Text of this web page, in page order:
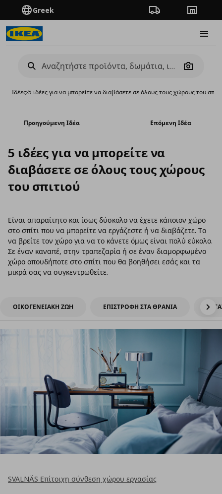
Greek Πορεία παραγγελίας
Camera
Ιδέες›5 ιδέες για να μπορείτε να διαβάσετε σε όλους τους χώρους του
Προηγούμενη Ιδέα Επόμενη Ιδέα
5 ιδέες για να μπορείτε να
διαβάσετε σε όλους τους χώρους
του σπιτιού
Είναι απαραίτητο και ίσως δύσκολο να έχετε κάποιον χώρο
στο σπίτι που να μπορείτε να εργάζεστε ή να διαβάζετε. Το
να βρείτε τον χώρο για να το κάνετε όμως είναι πολύ εύκολο.
Σε έναν καναπέ, στην τραπεζαρία ή σε έναν διαμορφωμένο
χώρο οπουδήποτε στο σπίτι που θα βοηθήσει εσάς και τα
μικρά σας να συγκεντρωθείτε.
ΟΙΚΟΓΕΝΕΙΑΚΗ ΖΩΗ ΕΠΙΣΤΡΟΦΗ ΣΤΑ ΘΡΑΝΙΑ
SVALNÄS Επίτοιχη σύνθεση χώρου εργασίας